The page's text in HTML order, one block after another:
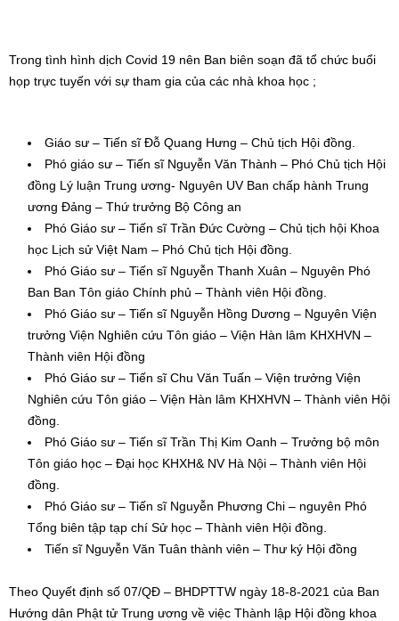
Trong tình hình dịch Covid 19 nên Ban biên soạn đã tổ chức buổi
họp trực tuyến với sự tham gia của các nhà khoa học ;
Giáo sư – Tiến sĩ Đỗ Quang Hưng – Chủ tịch Hội đồng.
Phó giáo sư – Tiến sĩ Nguyễn Văn Thành – Phó Chủ tịch Hội
đồng Lý luận Trung ương- Nguyên UV Ban chấp hành Trung
ương Đảng – Thứ trưởng Bộ Công an
Phó Giáo sư – Tiến sĩ Trần Đức Cường – Chủ tịch hội Khoa
học Lịch sử Việt Nam – Phó Chủ tịch Hội đồng.
Phó Giáo sư – Tiến sĩ Nguyễn Thanh Xuân – Nguyên Phó
Ban Ban Tôn giáo Chính phủ – Thành viên Hội đồng.
Phó Giáo sư – Tiến sĩ Nguyễn Hồng Dương – Nguyên Viện
trưởng Viện Nghiên cứu Tôn giáo – Viện Hàn lâm KHXHVN –
Thành viên Hội đồng
Phó Giáo sư – Tiến sĩ Chu Văn Tuấn – Viện trưởng Viện
Nghiên cứu Tôn giáo – Viện Hàn lâm KHXHVN – Thành viên Hội
đồng.
Phó Giáo sư – Tiến sĩ Trần Thị Kim Oanh – Trưởng bộ môn
Tôn giáo học – Đại học KHXH& NV Hà Nội – Thành viên Hội
đồng.
Phó Giáo sư – Tiến sĩ Nguyễn Phương Chi – nguyên Phó
Tổng biên tập tạp chí Sử học – Thành viên Hội đồng.
Tiến sĩ Nguyễn Văn Tuân thành viên – Thư ký Hội đồng
Theo Quyết định số 07/QĐ – BHDPTTW ngày 18-8-2021 của Ban
Hướng dân Phật tử Trung ương về việc Thành lập Hội đồng khoa